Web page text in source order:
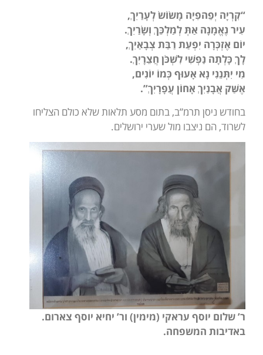
“קִרְיָה יְפֵהפִיָה מָשׂוֹשׂ לְעָרַיִךְ,
עִיר נֶאֱמָנָה אַתְּ לְמַלְכֵּךְ וְשָׂרַיִךְ.
יוֹם אֶזְכְּרָה יִפְעַת רַבַּת צְבָאַיִךְ,
לָךְ כָּלְתָה נַפְשִׁי לִשְׁכֹּן חֲצֵרָיִךְ.
מִי יִתְּנֵנִי נָא אָעוּף כְּמוֹ יוֹנִים,
אֶשַּׁק אֲבָנַיִךְ אָחוֹן עֲפָרָיִךְ”.
בחודש ניסן תרמ”ב, בתום מסע תלאות שלא כולם הצליחו
לשרוד, הם ניצבו מול שערי ירושלים.
ר’ שלום יוסף עראקי (מימין) ור’ יחיא יוסף צארום.
באדיבות המשפחה.